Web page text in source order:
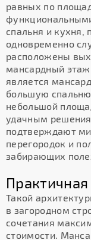
равных по
спальня и
одновременно
расположены
мансардный
является
большую
небольшой
удачным
подтверждают
перегородок и
забирающих
Такой
в загородном
сочетания
стоимости.